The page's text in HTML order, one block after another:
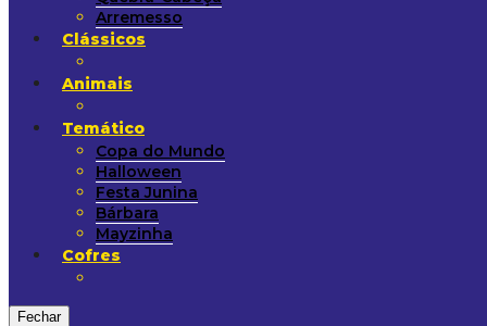
Arremesso
Clássicos
Animais
Temático
Copa do Mundo
Halloween
Festa Junina
Bárbara
Mayzinha
Cofres
Fechar